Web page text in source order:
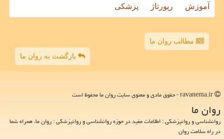
آموزش رپورتاژ پزشکی
مطالب روان ما
بازگشت به روان ما
روان ما
روانشناسی و روانپزشکی : اطلاعات مفید در حوزه روانشناسی و روانپزشکی : روان ما، همراه شما
در راه سلامت روان